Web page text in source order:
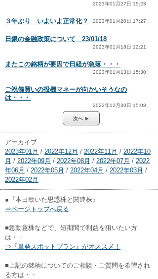
2023年01月27日 15:23
３年ぶり いよいよ正常化？ 2023年01月20日 17:27
日銀の金融政策について 23/01/18
2023年01月18日 12:21
またこの銘柄が要因で日経が急落・・・
2023年01月13日 15:30
ご祝儀買いの投機マネーが向かいそうなの
は・・・
2022年12月30日 15:08
次へ ►
アーカイブ
2023年01月 / 2022年12月 / 2022年11月 / 2022年10
月 / 2022年09月 / 2022年08月 / 2022年07月 / 2022
年06月 / 2022年05月 / 2022年04月 / 2022年03月 /
2022年02月
●『本日動いた思惑株と関連株』
⇒ページトップへ戻る
■急動意株などで、短期間で利益を狙いたい方
は・・
⇒『単発スポットプラン』がオススメ！
■上記の銘柄についてのご相談・ご質問を希望され
る方は・・